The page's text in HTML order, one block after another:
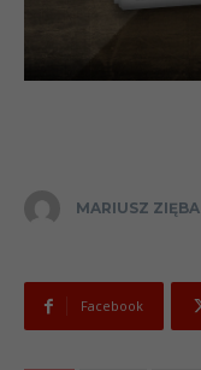
MARIUSZ ZIĘBA
Facebook